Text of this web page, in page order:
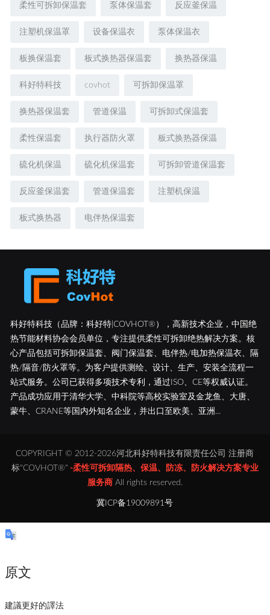
柔性可拆卸保温套 泵体保温套 反应釜保温
注塑机保温罩 设备保温衣 泵体保温衣
板换保温套 板式换热器保温套 换热器保温
科好特科技 covhot 可拆卸保温罩
换热器保温套 管道保温 可拆卸式保温套
柔性保温套 执行器防火罩 板式换热器保温
硫化机保温 硫化机保温套 可拆卸管道保温套
反应釜保温套 管道保温套 注塑机保温
板式换热器 电伴热保温套
科好特科技（品牌：科好特|COVHOT®），高新技术企业，中国绝
热节能材料协会会员单位，专注提供柔性可拆卸绝热解决方案。核
心产品包括可拆卸保温套、阀门保温套、电伴热/电加热保温衣、隔
热/隔音/防火罩等。为客户提供测绘、设计、生产、安装全流程一
站式服务。公司已获得多项技术专利，通过ISO、CE等权威认证。
产品成功应用于清华大学、中科院等高校实验室及金龙鱼、大唐、
蒙牛、CRANE等国内外知名企业，并出口至欧美、亚洲...
COPYRIGHT © 2012-2026河北科好特科技有限责任公司 注册商
标"COVHOT®" -柔性可拆卸隔热、保温、防冻、防火解决方案专业
服务商All rights reserved.
冀ICP备19009891号
原文
建議更好的譯法